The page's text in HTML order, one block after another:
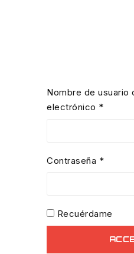
Nombre de usuario
electrónico *
Contraseña *
Recuérdame